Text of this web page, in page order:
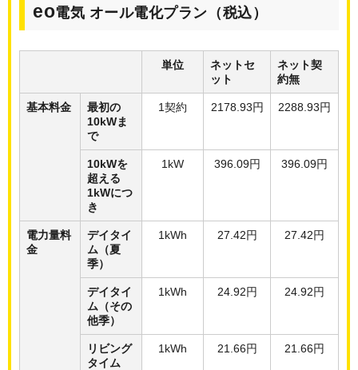
eo電気 オール電化プラン（税込）
単位
ネットセ
ット
ネット契
約無
基本料金
最初の
10kWま
で
1契約 2178.93円 2288.93円
10kWを
超える
1kWにつ
き
1kW 396.09円 396.09円
電力量料
金
デイタイ
ム（夏
季）
1kWh 27.42円 27.42円
デイタイ
ム（その
他季）
1kWh 24.92円 24.92円
リビング
タイム
1kWh 21.66円 21.66円